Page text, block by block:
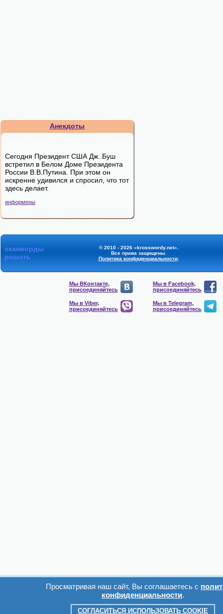
Анекдоты
Сегодня Президент США Дж..Буш
встретил в Белом Доме Президента
России В.В.Путина. При этом он
искренне удивился и спросил, что тот
здесь делает.
информеры
сканворды
решать
© 2010 - 2026 «krosswordy.net».
Все права защищены.
Политика конфиденциальности.
Мы ВКонтакте,
присоединяйтесь
Мы в Facebook,
присоединяйтесь
Мы в Viber,
присоединяйтесь
Мы в Telegram,
присоединяйтесь
Просматривая наш сайт, Вы соглашаетесь с
конфиденциальности.
СОГЛАСИТЬСЯ ИСПОЛЬЗОВАТЬ COOKIE